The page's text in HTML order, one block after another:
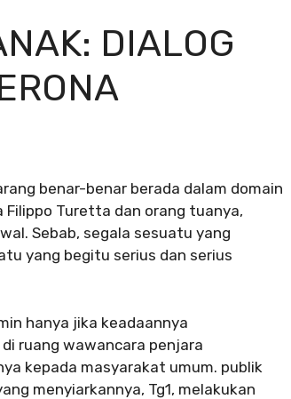
DIALOG
benar-benar berada dalam domain
Turetta dan orang tuanya,
Sebab, segala sesuatu yang
yang begitu serius dan serius
hanya jika keadaannya
ruang wawancara penjara
kepada masyarakat umum. publik
menyiarkannya, Tg1, melakukan